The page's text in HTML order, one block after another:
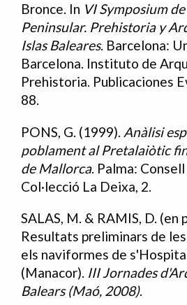
Bronce. In VI Symposium
Peninsular. Prehistoria y
Islas Baleares. Barcelona:
Barcelona. Instituto de
Prehistoria. Publicaciones
88.
PONS, G. (1999). Anàlisi
poblament al Pretalaiòtic
de Mallorca. Palma:
Col·lecció La Deixa, 2.
SALAS, M. & RAMIS, D. (en
Resultats preliminars de
els naviformes de
(Manacor). III Jornades
Balears (Maó, 2008).